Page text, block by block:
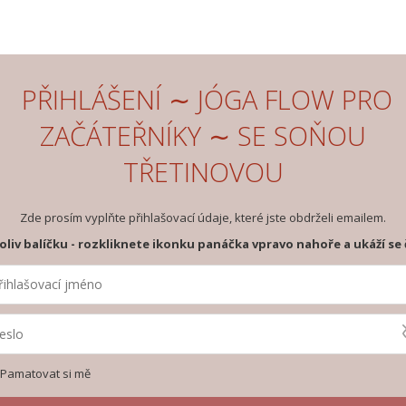
PŘIHLÁŠENÍ ∼ JÓGA FLOW PRO
ZAČÁTEŘNÍKY ∼ SE SOŇOU
TŘETINOVOU
Zde prosím vyplňte přihlašovací údaje, které jste obdrželi emailem.
balíčku - rozkliknete ikonku panáčka vpravo nahoře a ukáží se
Pamatovat si mě